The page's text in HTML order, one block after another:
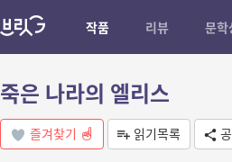
작품 리뷰 문학
죽은 나라의 엘리스
즐겨찾기 읽기목록